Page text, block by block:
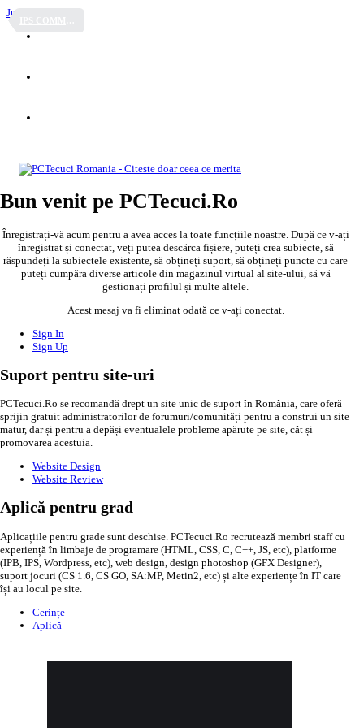
Jump to content
Bun venit pe PCTecuci.Ro
Înregistrați-vă acum pentru a avea acces la toate funcțiile noastre. După ce v-ați
înregistrat și conectat, veți putea descărca fișiere, puteți crea subiecte, să
răspundeți la subiectele existente, să obțineți suport, să obțineți puncte cu care
puteți cumpăra diverse articole din magazinul virtual al site-ului, să vă
gestionați profilul și multe altele.
Acest mesaj va fi eliminat odată ce v-ați conectat.
Sign In
Sign Up
Suport pentru site-uri
PCTecuci.Ro se recomandă drept un site unic de suport în România, care oferă
sprijin gratuit administratorilor de forumuri/comunități pentru a construi un site
matur, dar și pentru a depăși eventualele probleme apărute pe site, cât și
promovarea acestuia.
Website Design
Website Review
Aplică pentru grad
Aplicațiile pentru grade sunt deschise. PCTecuci.Ro recrutează membri staff cu
experiență în limbaje de programare (HTML, CSS, C, C++, JS, etc), platforme
(IPB, IPS, Wordpress, etc), web design, design photoshop (GFX Designer),
suport jocuri (CS 1.6, CS GO, SA:MP, Metin2, etc) și alte experiențe în IT care
își au locul pe site.
Cerințe
Aplică